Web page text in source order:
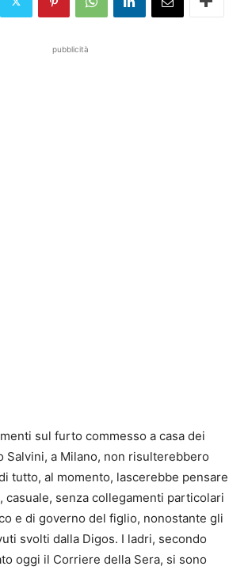
pubblicità
sul furto commesso a casa dei
Salvini, a Milano, non risulterebbero
tutto, al momento, lascerebbe pensare
casuale, senza collegamenti particolari
e di governo del figlio, nonostante gli
svolti dalla Digos. I ladri, secondo
oggi il Corriere della Sera, si sono